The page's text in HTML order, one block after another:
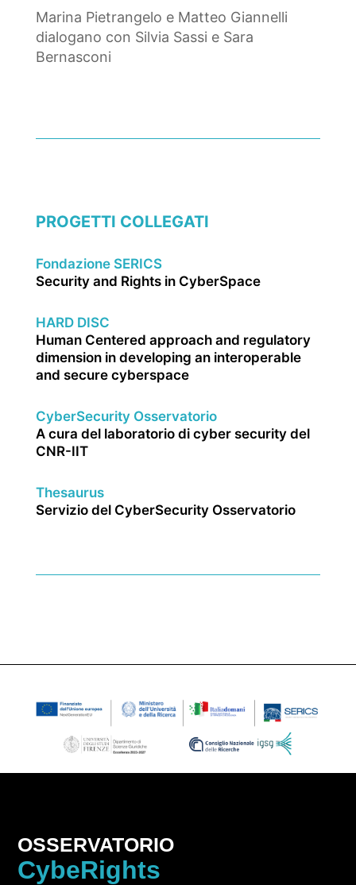
Marina Pietrangelo e Matteo Giannelli
dialogano con Silvia Sassi e Sara
Bernasconi
PROGETTI COLLEGATI
Fondazione SERICS
Security and Rights in CyberSpace
HARD DISC
Human Centered approach and regulatory
dimension in developing an interoperable
and secure cyberspace
CyberSecurity Osservatorio
A cura del laboratorio di cyber security del
CNR-IIT
Thesaurus
Servizio del CyberSecurity Osservatorio
OSSERVATORIO
CybeRights